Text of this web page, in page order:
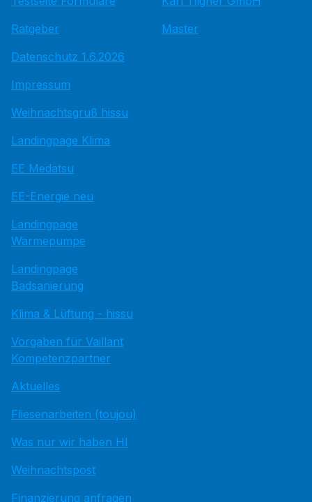
Ratgeber
Datenschutz 1.6.2026
Impressum
Weihnachtsgruß hissu
Landingpage Klima
EE Medatsu
EE-Energie neu
Landingpage
Wärmepumpe
Landingpage
Badsanierung
Klima & Lüftung - hissu
Vorgaben für Vaillant
Kompetenzpartner
Aktuelles
Fliesenarbeiten (toujou)
Was nur wir haben HI
Weihnachtspost
Finanzierung anfragen
Master